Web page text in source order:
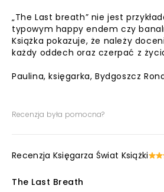
„The Last breath” nie jest
typowym happy endem czy
Książka pokazuje, że należy
każdy oddech oraz czerpać z
Paulina, księgarka, Bydgoszcz
Recenzja była pomocna?
Recenzja Księgarza Świat Książki
The Last Breath